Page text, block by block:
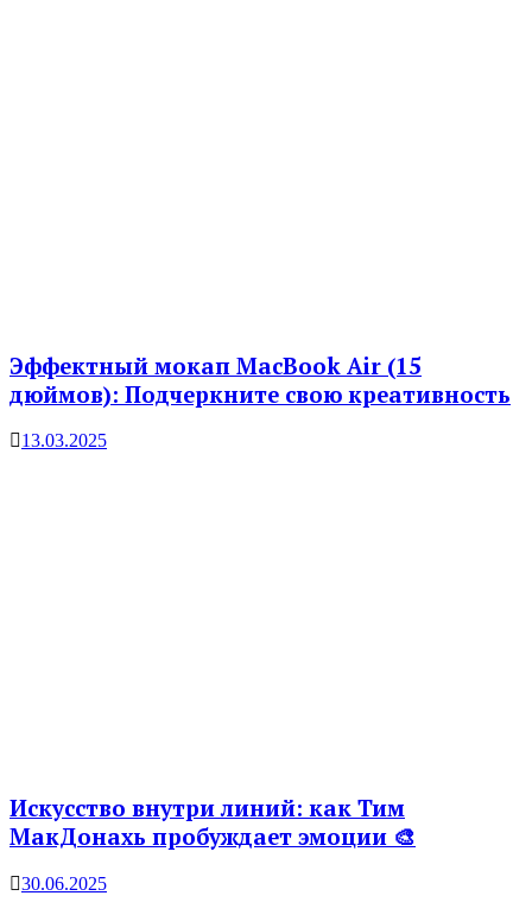
Эффектный мокап MacBook Air (15
дюймов): Подчеркните свою креативность
13.03.2025
Искусство внутри линий: как Тим
МакДонахь пробуждает эмоции 🎨
30.06.2025